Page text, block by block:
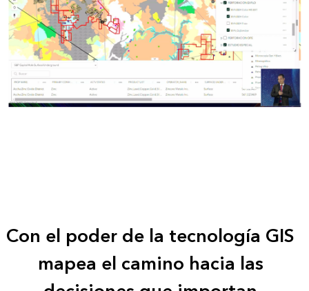
Con el poder de la tecnología GIS
mapea el camino hacia las